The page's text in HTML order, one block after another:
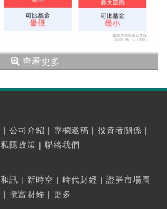
查看更多
| 公司介紹 | 專欄邀稿 | 投資者關係 |
私隱政策 | 聯絡我們
和訊 | 新時空 | 時代財經 | 證券市場周
| 攬富財經 | 更多...